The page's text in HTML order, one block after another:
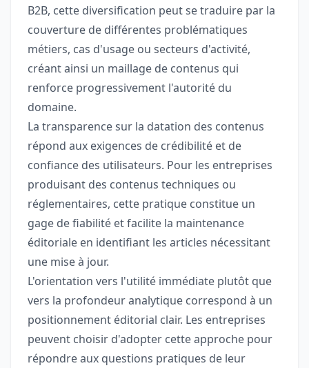
B2B, cette diversification peut se traduire par la
couverture de différentes problématiques
métiers, cas d'usage ou secteurs d'activité,
créant ainsi un maillage de contenus qui
renforce progressivement l'autorité du
domaine.
La transparence sur la datation des contenus
répond aux exigences de crédibilité et de
confiance des utilisateurs. Pour les entreprises
produisant des contenus techniques ou
réglementaires, cette pratique constitue un
gage de fiabilité et facilite la maintenance
éditoriale en identifiant les articles nécessitant
une mise à jour.
L'orientation vers l'utilité immédiate plutôt que
vers la profondeur analytique correspond à un
positionnement éditorial clair. Les entreprises
peuvent choisir d'adopter cette approche pour
répondre aux questions pratiques de leur